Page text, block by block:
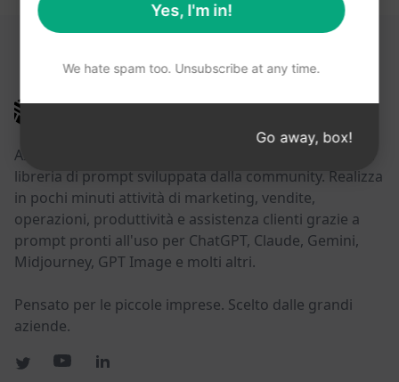
AIPRM
AIPRM è uno strumento di gestione dei prompt e una
libreria di prompt sviluppata dalla community. Realizza
in pochi minuti attività di marketing, vendite,
operazioni, produttività e assistenza clienti grazie a
prompt pronti all'uso per ChatGPT, Claude, Gemini,
Midjourney, GPT Image e molti altri.
Pensato per le piccole imprese. Scelto dalle grandi
aziende.
Yes, I'm in!
We hate spam too. Unsubscribe at any time.
Go away, box!